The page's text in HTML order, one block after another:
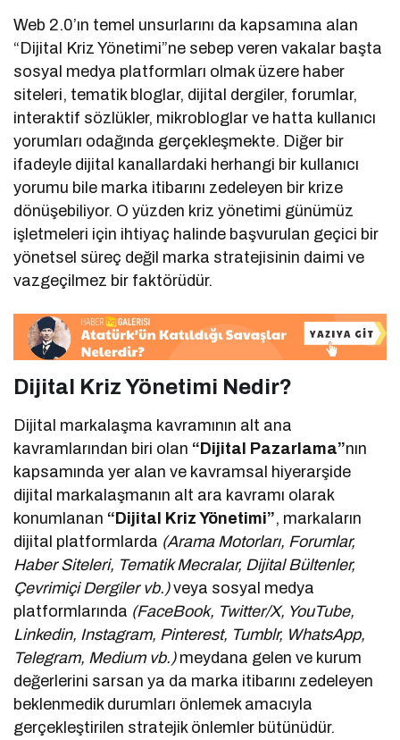
Web 2.0’ın temel unsurlarını da kapsamına alan
“Dijital Kriz Yönetimi”ne sebep veren vakalar başta
sosyal medya platformları olmak üzere haber
siteleri, tematik bloglar, dijital dergiler, forumlar,
interaktif sözlükler, mikrobloglar ve hatta kullanıcı
yorumları odağında gerçekleşmekte. Diğer bir
ifadeyle dijital kanallardaki herhangi bir kullanıcı
yorumu bile marka itibarını zedeleyen bir krize
dönüşebiliyor. O yüzden kriz yönetimi günümüz
işletmeleri için ihtiyaç halinde başvurulan geçici bir
yönetsel süreç değil marka stratejisinin daimi ve
vazgeçilmez bir faktörüdür.
Dijital Kriz Yönetimi Nedir?
Dijital markalaşma kavramının alt ana
kavramlarından biri olan “Dijital Pazarlama”nın
kapsamında yer alan ve kavramsal hiyerarşide
dijital markalaşmanın alt ara kavramı olarak
konumlanan “Dijital Kriz Yönetimi”, markaların
dijital platformlarda (Arama Motorları, Forumlar,
Haber Siteleri, Tematik Mecralar, Dijital Bültenler,
Çevrimiçi Dergiler vb.)veya sosyal medya
platformlarında (FaceBook, Twitter/X, YouTube,
Linkedin, Instagram, Pinterest, Tumblr, WhatsApp,
Telegram, Medium vb.)meydana gelen ve kurum
değerlerini sarsan ya da marka itibarını zedeleyen
beklenmedik durumları önlemek amacıyla
gerçekleştirilen stratejik önlemler bütünüdür.